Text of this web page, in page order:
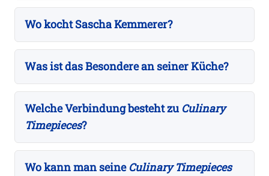
Wo kocht Sascha Kemmerer?
Was ist das Besondere an seiner Küche?
Welche Verbindung besteht zu Culinary
Timepieces?
Wo kann man seine Culinary Timepieces